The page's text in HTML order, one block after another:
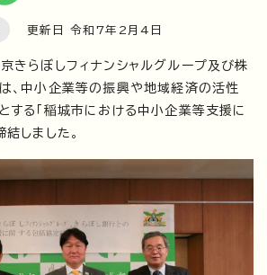
更新日 令和7年2月4日
きらぼしフィナンシャルグループ及び株
、中小企業等の振興や地域経済の活性
する「稲城市における中小企業等支援に
しました。